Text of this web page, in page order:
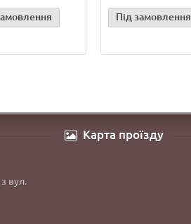
Під замовлення
вул.
Карта проїзду